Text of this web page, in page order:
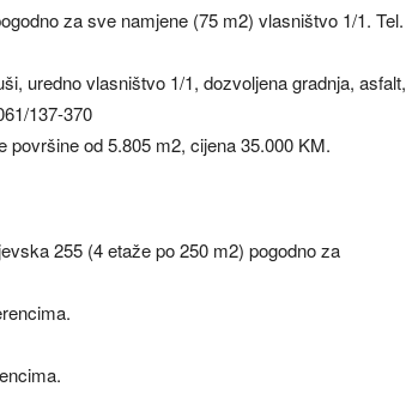
za sve namjene (75 m2) vlasništvo 1/1. Tel.
uredno vlasništvo 1/1, dozvoljena gradnja, asfalt,
137-370
od 5.805 m2, cijena 35.000 KM.
255 (4 etaže po 250 m2) pogodno za